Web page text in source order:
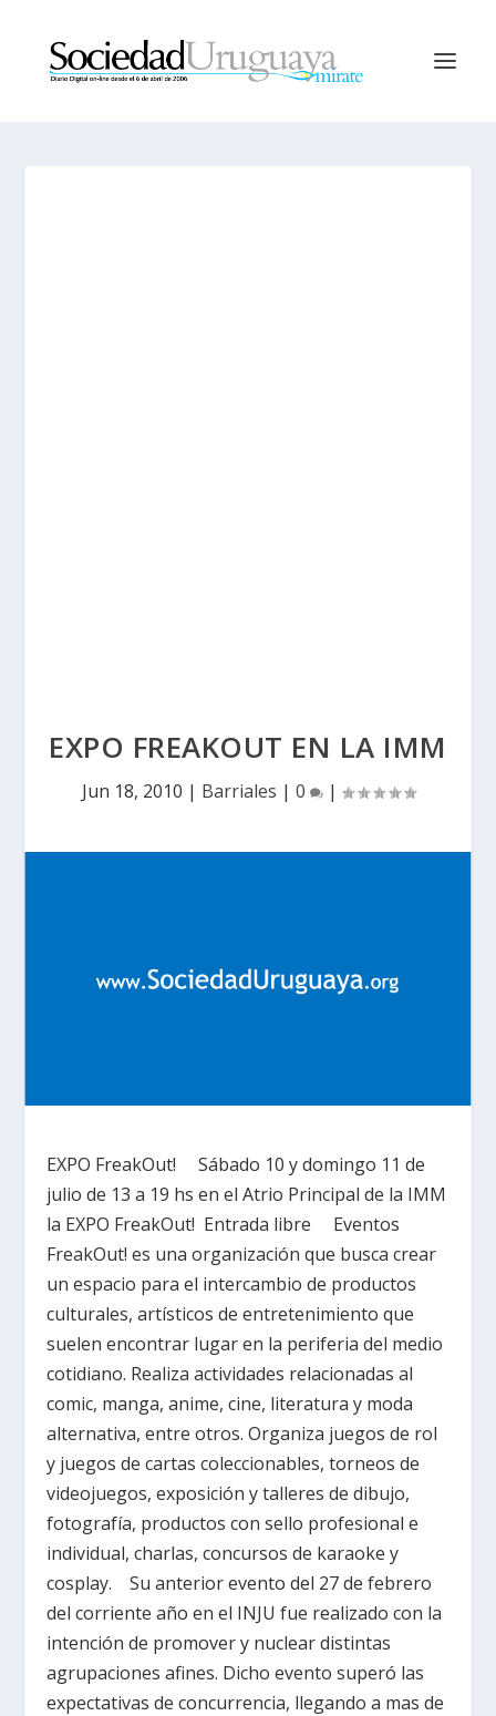
EXPO FREAKOUT EN LA IMM
Jun 18, 2010 | Barriales | 0 |
EXPO FreakOut! Sábado 10 y domingo 11 de
julio de 13 a 19 hs en el Atrio Principal de la IMM
la EXPO FreakOut! Entrada libre Eventos
FreakOut! es una organización que busca crear
un espacio para el intercambio de productos
culturales, artísticos de entretenimiento que
suelen encontrar lugar en la periferia del medio
cotidiano. Realiza actividades relacionadas al
comic, manga, anime, cine, literatura y moda
alternativa, entre otros. Organiza juegos de rol
y juegos de cartas coleccionables, torneos de
videojuegos, exposición y talleres de dibujo,
fotografía, productos con sello profesional e
individual, charlas, concursos de karaoke y
cosplay. Su anterior evento del 27 de febrero
del corriente año en el INJU fue realizado con la
intención de promover y nuclear distintas
agrupaciones afines. Dicho evento superó las
expectativas de concurrencia, llegando a mas de